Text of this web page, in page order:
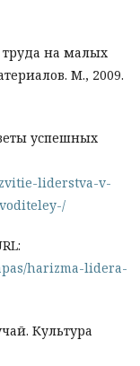
на малых
М., 2009.
успешных
liderstva-v-
harizma-lidera-
Культура